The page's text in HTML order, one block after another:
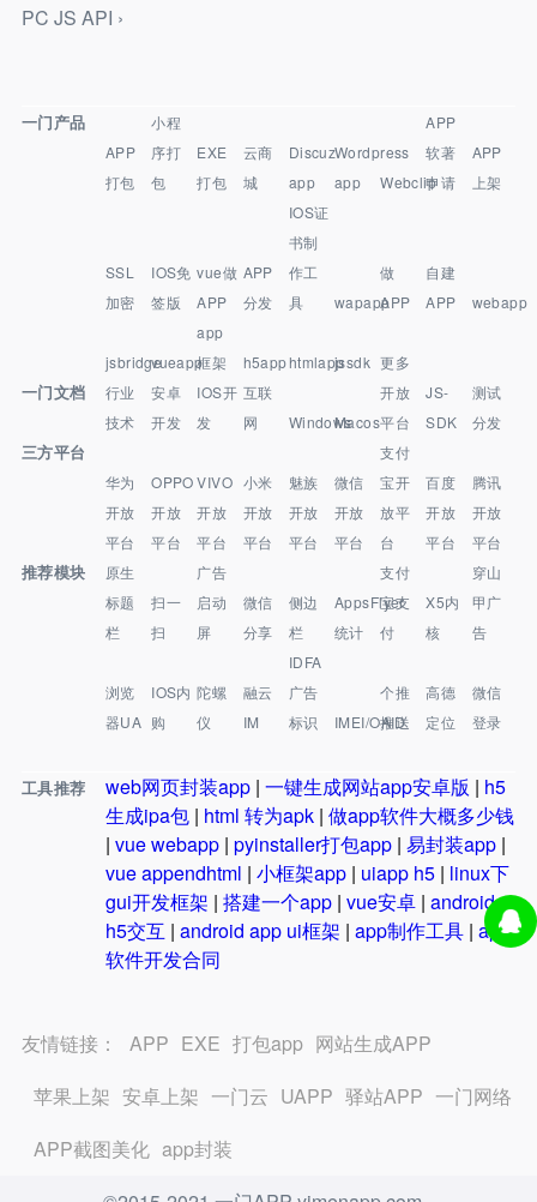
PC JS API ›
一门产品
APP
打包
小程
序打
包
EXE
打包
云商
城
Discuz
app
Wordpress
app
Webclip
APP
软著
申请
APP
上架
SSL
加密
IOS免
签版
vue做
APP
APP
分发
IOS证
书制
作工
具
wapapp
做
APP
自建
APP
webapp
jsbridgevueapp
app
框架
h5apphtmlappjssdk 更多
一门文档
行业
技术
安卓
开发
IOS开
发
互联
网
WindowsMacos
开放
平台
JS-
SDK
测试
分发
三方平台
华为
开放
平台
OPPO
开放
平台
VIVO
开放
平台
小米
开放
平台
魅族
开放
平台
微信
开放
平台
支付
宝开
放平
台
百度
开放
平台
腾讯
开放
平台
推荐模块
原生
标题
栏
扫一
扫
广告
启动
屏
微信
分享
侧边
栏
AppsFlyer
统计
支付
宝支
付
X5内
核
穿山
甲广
告
浏览
器UA
IOS内
购
陀螺
仪
融云
IM
IDFA
广告
标识
IMEI/OAID
个推
推送
高德
定位
微信
登录
工具推荐 web网页封装app | 一键生成网站app安卓版 | h5
生成ipa包 | html 转为apk | 做app软件大概多少钱
| vue webapp | pyinstaller打包app | 易封装app |
vue appendhtml | 小框架app | uiapp h5 | linux下
gui开发框架 | 搭建一个app | vue安卓 | android
h5交互 | android app ui框架 | app制作工具 | app
软件开发合同
友情链接： APP EXE 打包app 网站生成APP
苹果上架 安卓上架 一门云 UAPP 驿站APP 一门网络
APP截图美化 app封装